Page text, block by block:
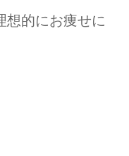
想的にお痩せに